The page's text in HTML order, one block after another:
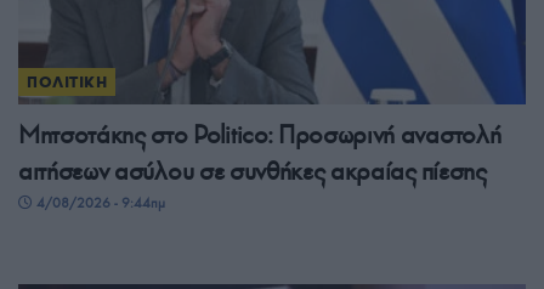
ΠΟΛΙΤΙΚΗ
Μητσοτάκης στο Politico: Προσωρινή αναστολή
αιτήσεων ασύλου σε συνθήκες ακραίας πίεσης
4/08/2026 - 9:44πμ